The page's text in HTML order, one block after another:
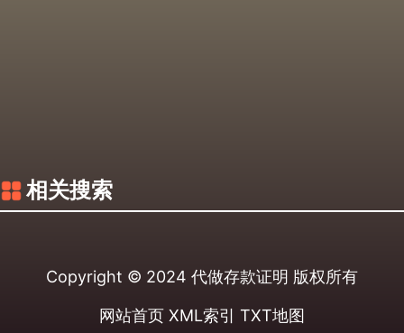
相关搜索
Copyright © 2024 代做存款证明 版权所有
网站首页 XML索引 TXT地图